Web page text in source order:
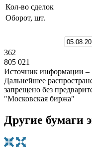
Кол-во сделок
Оборот, шт.
362
805 021
Источник информации
Дальнейшее
запрещено без
"Московская биржа"
Другие бумаги